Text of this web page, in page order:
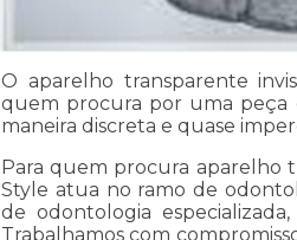
O aparelho transparente
quem procura por uma peça
maneira discreta e quase
Para quem procura aparelho
Style atua no ramo de
de odontologia
Trabalhamos com